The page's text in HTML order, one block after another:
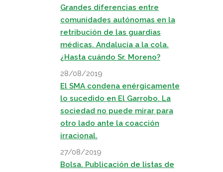
Grandes diferencias entre
comunidades autónomas en la
retribución de las guardias
médicas. Andalucía a la cola.
¿Hasta cuándo Sr. Moreno?
28/08/2019
El SMA condena enérgicamente
lo sucedido en El Garrobo. La
sociedad no puede mirar para
otro lado ante la coacción
irracional.
27/08/2019
Bolsa. Publicación de listas de